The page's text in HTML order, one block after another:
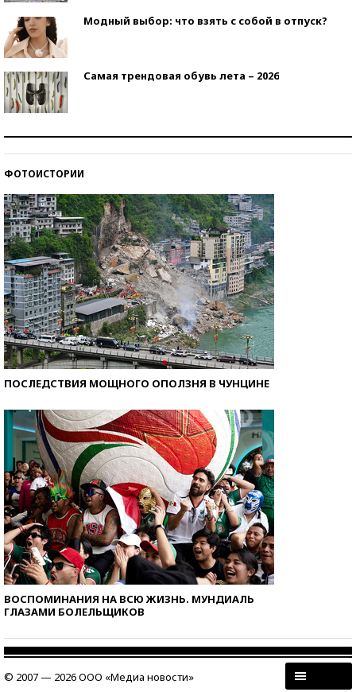
Модный выбор: что взять с собой в отпуск?
Самая трендовая обувь лета – 2026
ФОТОИСТОРИИ
ПОСЛЕДСТВИЯ МОЩНОГО ОПОЛЗНЯ В ЧУНЦИНЕ
ВОСПОМИНАНИЯ НА ВСЮ ЖИЗНЬ. МУНДИАЛЬ
ГЛАЗАМИ БОЛЕЛЬЩИКОВ
© 2007 — 2026 ООО «Медиа новости»